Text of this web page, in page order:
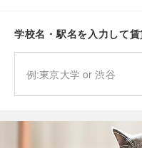
学校名・駅名を入力して